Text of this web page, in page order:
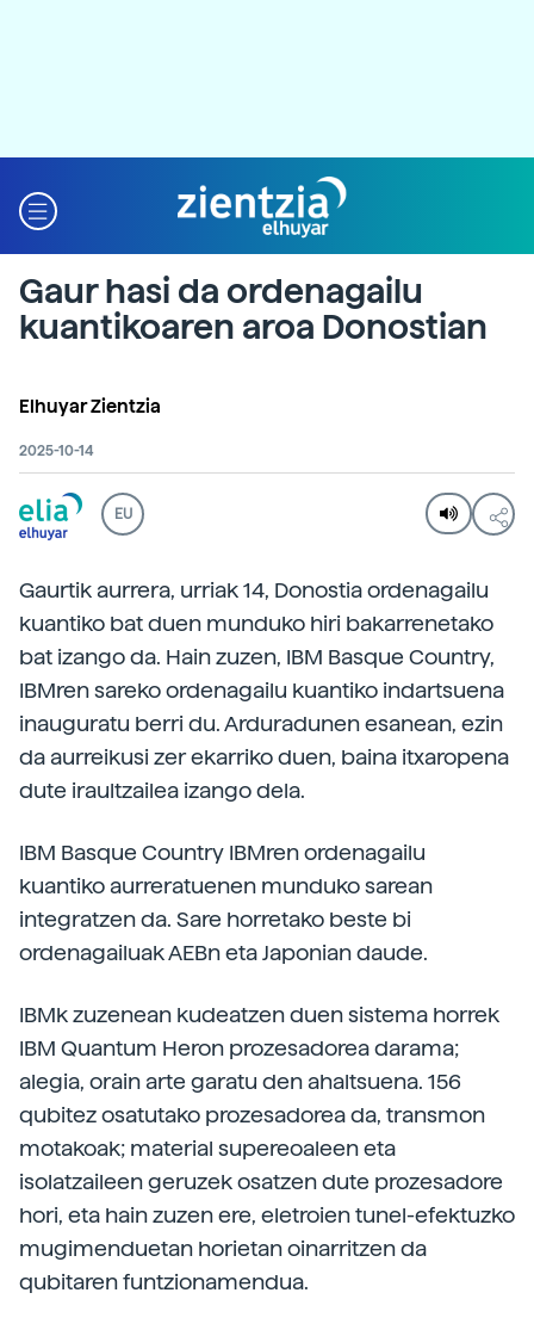
Gaur hasi da ordenagailu
kuantikoaren aroa Donostian
Elhuyar Zientzia
2025-10-14
EU
Gaurtik aurrera, urriak 14, Donostia ordenagailu
kuantiko bat duen munduko hiri bakarrenetako
bat izango da. Hain zuzen, IBM Basque Country,
IBMren sareko ordenagailu kuantiko indartsuena
inauguratu berri du. Arduradunen esanean, ezin
da aurreikusi zer ekarriko duen, baina itxaropena
dute iraultzailea izango dela.
IBM Basque Country IBMren ordenagailu
kuantiko aurreratuenen munduko sarean
integratzen da. Sare horretako beste bi
ordenagailuak AEBn eta Japonian daude.
IBMk zuzenean kudeatzen duen sistema horrek
IBM Quantum Heron prozesadorea darama;
alegia, orain arte garatu den ahaltsuena. 156
qubitez osatutako prozesadorea da, transmon
motakoak; material supereoaleen eta
isolatzaileen geruzek osatzen dute prozesadore
hori, eta hain zuzen ere, eletroien tunel-efektuzko
mugimenduetan horietan oinarritzen da
qubitaren funtzionamendua.